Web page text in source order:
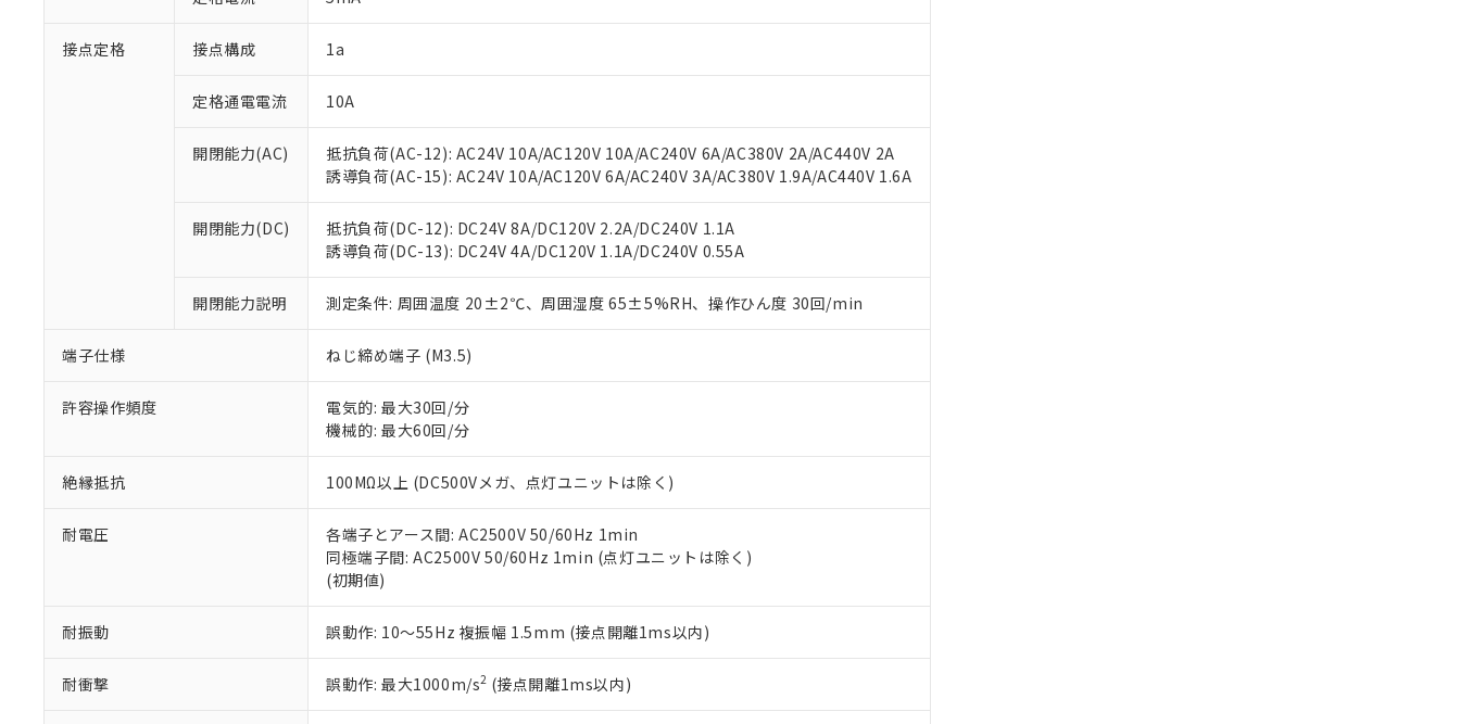
接点定格 接点構成 1a
定格通電電流 10A
開閉能力(AC)
抵抗負荷(AC-12): AC24V 10A/AC120V 10A/AC240V 6A/AC380V 2A/AC440V 2A
誘導負荷(AC-15): AC24V 10A/AC120V 6A/AC240V 3A/AC380V 1.9A/AC440V 1.6A
開閉能力(DC)
抵抗負荷(DC-12): DC24V 8A/DC120V 2.2A/DC240V 1.1A
誘導負荷(DC-13): DC24V 4A/DC120V 1.1A/DC240V 0.55A
開閉能力説明 測定条件: 周囲温度 20±2℃、周囲湿度 65±5%RH、操作ひん度 30回/min
端子仕様 ねじ締め端子 (M3.5)
許容操作頻度
電気的: 最大30回/分
機械的: 最大60回/分
絶縁抵抗 100MΩ以上 (DC500Vメガ、点灯ユニットは除く)
耐電圧
各端子とアース間: AC2500V 50/60Hz 1min
同極端子間: AC2500V 50/60Hz 1min (点灯ユニットは除く)
(初期値)
耐振動 誤動作: 10～55Hz 複振幅 1.5mm (接点開離1ms以内)
耐衝撃 誤動作: 最大1000m/s2 (接点開離1ms以内)
本サービスは、当社制御機器事業取扱商品の当社在庫状況および標準価格(税抜)を提供させていただ
当社制御機器事業取扱商品の中には、本サービスの対象外となる商品もあることをご了承ください。
い。
正式な納期状況および標準価格はお客様のお取引先、またはお客様担当のオムロン制御機器販売店・
当社販売員にご相談ください。
在庫状況および標準価格結果を当社の事前の承諾なく第三者に漏洩または開示しないようお願いしま
す。
マイパーツ機能（部品リスト作成サービス）をご利用いただくには、I-Webメンバーズにご登録され
ている必要があります。
お客様が当ウェブサイト上で当社にご登録された部品リストについて、当社および当社の共同利用者
が、当社の製品・サービスに関するお客様との取引・商談に必要な範囲で利用することをご了承くだ
さい。
いる法人を指します。
*EU RoHS指令（10物質）：
フタル酸ビス(2-エチルヘキシル) (DEHP)(別名：DOP) 1000ppm以下、フタル酸ブチルベンジル（BBP） 1000ppm以下、フタル酸ジブチ
ル（DBP） 1000ppm以下、フタル酸ジイソブチル (DIBP) 1000ppm以下
但し、RoHS指令で産業用監視および制御機器に対する適用除外項目は除く。
フタル酸エステル類の４物質については閾値を超える意図的な使用がないことを確認しています。
※2 対応予定月
部品在庫の切り替え状況などにより、予定月が前後することがあります。
※3 非含有証明書ダウンロード
EU RoHS指令（10物質）の非含有証明書
51物質の非含有証明書（当社基準）
※本証明書は発行日時点で非含有を証明するもので、過去に遡って非含有を証明するものではありません。
また、RoHS指令のフタル酸エステル類４物質の対応では、対応完了までの期間は出荷製品に未対応品が
混在することから備考欄に対応日を記載しておりました。
既に当社にて対応品への在庫切替を完了していることから、特段のことがない限り、2022年1月12日よ
り割愛しております。
「×」：最大均質材料含有率が中国RoHSの基準値を超えていることを示します。
Pb(鉛) :1000ppm、 Hg(水銀) : 1000ppm、 Cd(カドミウム) : 100ppm、
DEHP(フタル酸ビス(2-エチルヘキシル)) : 1000ppm
※2 環境保護使用期限
「ｅ」：有害物質（10物質）のすべてが基準値以下であることを示します。
味します。
「－」：未確認です。当社販売部門へお問い合わせください。
当社は、これら貴社製品のうち、外国為替および外国貿易法に定める商品（以下｢規制貨物等」とい
などの必要な手続きをとります。
ます。
当社は貴社製品を、核兵器、ミサイル、化学兵器、生物兵器またはその他武器並びにこれらの製造装
置等に一切使用いたしません。
当社は、貴社製品を第三者に販売する場合は、上記1、2および3の内容を当該第三者に通知します。
たしません。
△ 一定数には満たないが在庫あり
－
在庫なし(最新の在庫状況については、お客様のお取引先、またはお客様担当のオムロン制御
機器販売店・当社販売員にご確認ください)
空
受注生産機種、また在庫状況の情報を公開していない機種